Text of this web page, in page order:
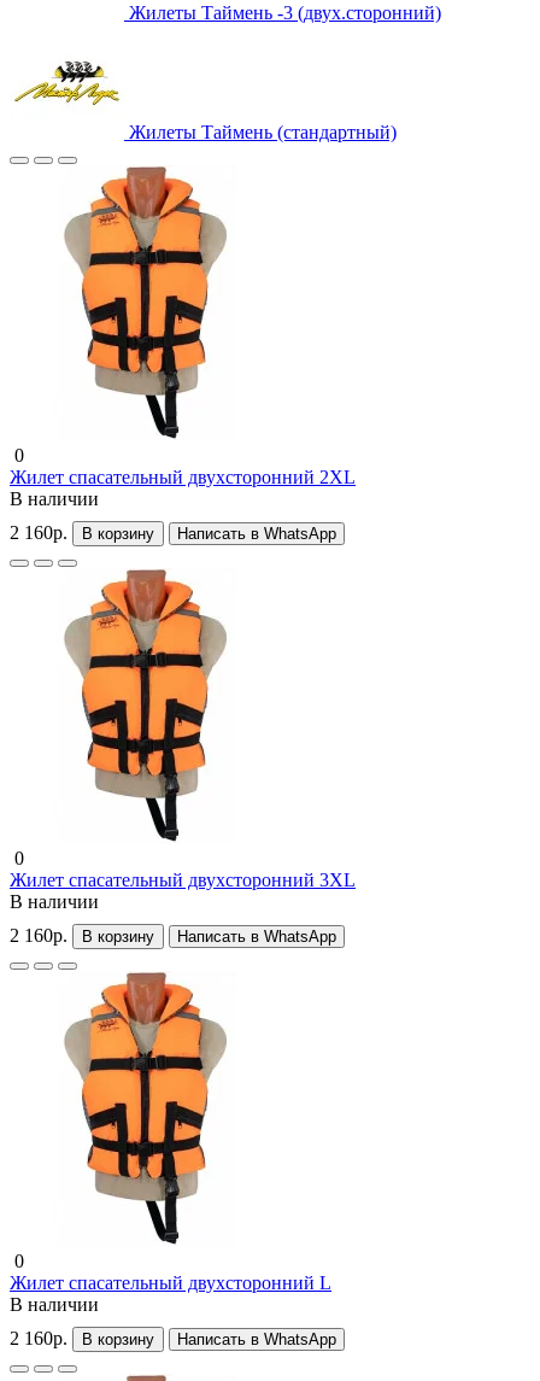
Жилеты Таймень -3 (двух.сторонний)
Жилеты Таймень (стандартный)
0
Жилет спасательный двухсторонний 2XL
В наличии
2 160р.
В корзину Написать в WhatsApp
0
Жилет спасательный двухсторонний 3XL
В наличии
2 160р.
В корзину Написать в WhatsApp
0
Жилет спасательный двухсторонний L
В наличии
2 160р.
В корзину Написать в WhatsApp